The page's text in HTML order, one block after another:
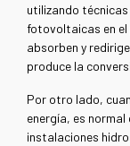
utilizando
fotovoltaicas en el
absorben y
produce la
Por otro lado,
energía, es normal
instalaciones